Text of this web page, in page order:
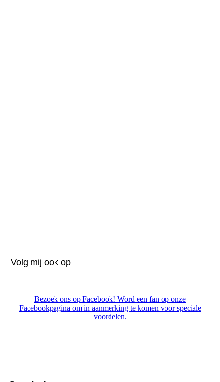
Volg mij ook op
Bezoek ons op Facebook! Word een fan op onze
Facebookpagina om in aanmerking te komen voor speciale
voordelen.